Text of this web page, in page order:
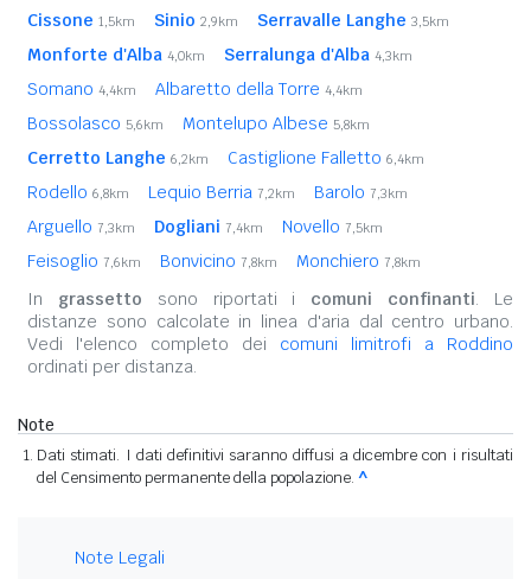
Cissone 1,5km Sinio 2,9km Serravalle Langhe 3,5km
Monforte d'Alba 4,0km Serralunga d'Alba 4,3km
Somano 4,4km Albaretto della Torre 4,4km
Bossolasco 5,6km Montelupo Albese 5,8km
Cerretto Langhe 6,2km Castiglione Falletto 6,4km
Rodello 6,8km Lequio Berria 7,2km Barolo 7,3km
Arguello 7,3km Dogliani 7,4km Novello 7,5km
Feisoglio 7,6km Bonvicino 7,8km Monchiero 7,8km
In grassetto sono riportati i comuni confinanti. Le
distanze sono calcolate in linea d'aria dal centro urbano.
Vedi l'elenco completo dei comuni limitrofi a Roddino
ordinati per distanza.
Note
Dati stimati. I dati definitivi saranno diffusi a dicembre con i risultati
del Censimento permanente della popolazione. ^
Note Legali